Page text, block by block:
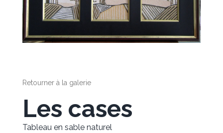
Retourner à la galerie
Les cases
Tableau en sable naturel